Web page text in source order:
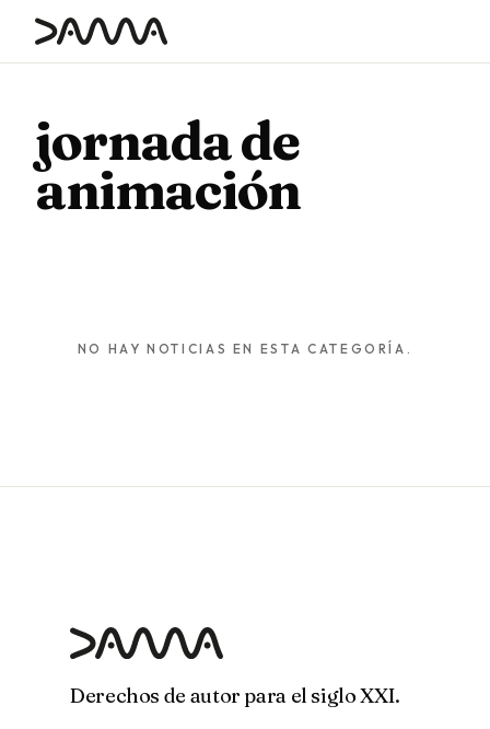
contenido
jornada de
animación
NO HAY NOTICIAS EN ESTA CATEGORÍA.
Derechos de autor para el siglo XXI.